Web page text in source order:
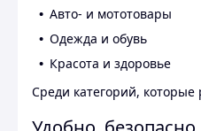
Авто- и мототовары
Одежда и обувь
Красота и здоровье
Среди категорий,